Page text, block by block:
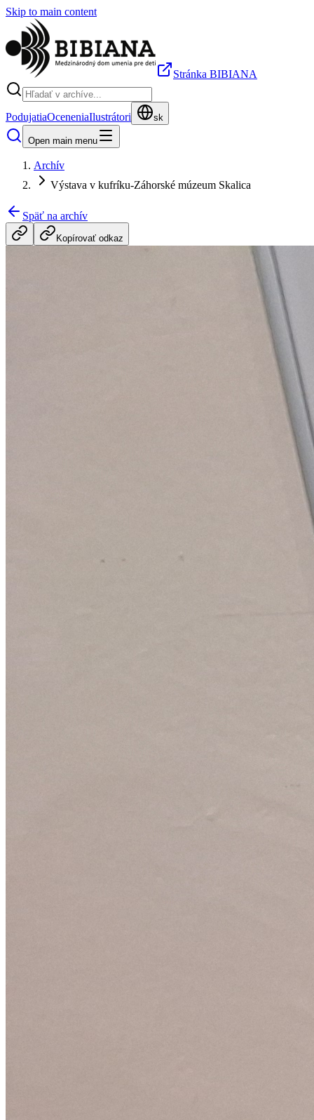
Skip to main content
Stránka BIBIANA
PodujatiaOceneniaIlustrátori sk
Open main menu
Archív
Výstava v kufríku-Záhorské múzeum Skalica
Späť na archív
Kopírovať odkaz